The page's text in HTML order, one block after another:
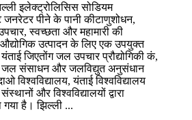
इलेक्ट्रोलिसिस सोडियम
जनरेटर पीने के पानी कीटाणुशोधन,
स्वच्छता और महामारी की
उत्पादन के लिए एक उपयुक्त
जिएतोंग जल उपचार प्रौद्योगिकी कं,
जल संसाधन और जलविद्युत अनुसंधान
विश्वविद्यालय, यंताई विश्वविद्यालय
और विश्वविद्यालयों द्वारा
गया है। झिल्ली ...